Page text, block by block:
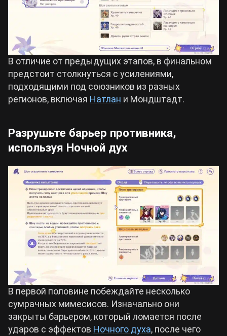
В отличие от предыдущих этапов, в финальном
предстоит столкнуться с усилениями,
подходящими под союзников из разных
регионов, включая Натлан и Мондштадт.
Разрушьте барьер противника,
используя Ночной дух
В первой половине побеждайте несколько
сумрачных мимесисов. Изначально они
закрыты барьером, который ломается после
ударов с эффектов Ночного духа, после чего